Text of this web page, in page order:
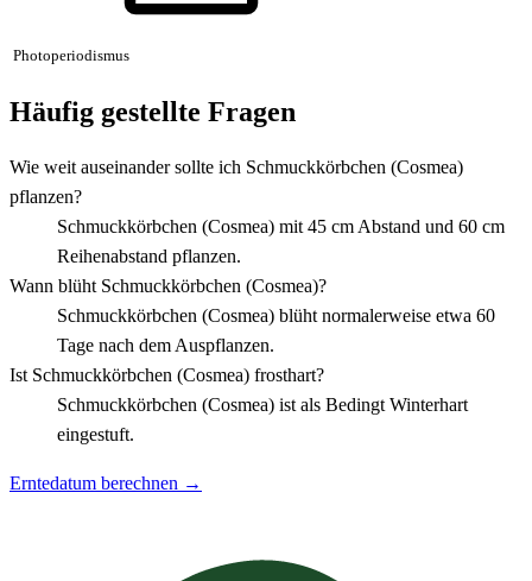
Photoperiodismus
Häufig gestellte Fragen
Wie weit auseinander sollte ich Schmuckkörbchen (Cosmea)
pflanzen?
Schmuckkörbchen (Cosmea) mit 45 cm Abstand und 60 cm
Reihenabstand pflanzen.
Wann blüht Schmuckkörbchen (Cosmea)?
Schmuckkörbchen (Cosmea) blüht normalerweise etwa 60
Tage nach dem Auspflanzen.
Ist Schmuckkörbchen (Cosmea) frosthart?
Schmuckkörbchen (Cosmea) ist als Bedingt Winterhart
eingestuft.
Erntedatum berechnen →